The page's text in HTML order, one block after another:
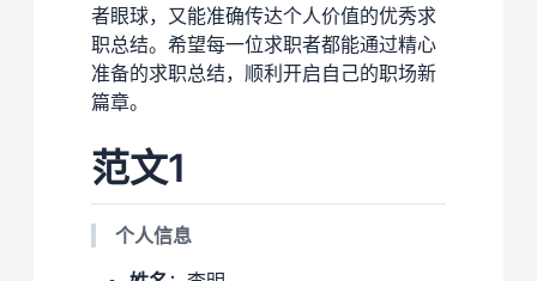
者眼球，又能准确传达个人价值的优秀求
职总结。希望每一位求职者都能通过精心
准备的求职总结，顺利开启自己的职场新
篇章。
范文1
个人信息